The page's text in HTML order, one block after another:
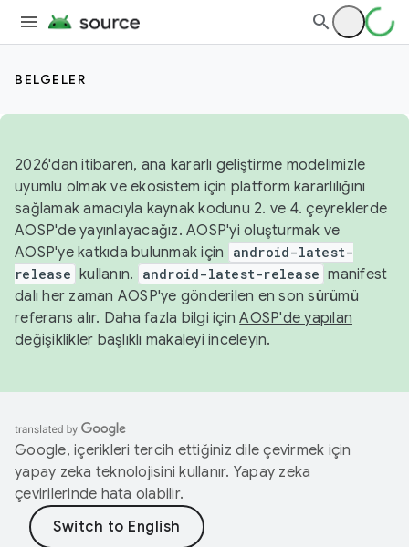
BELGELER
2026'dan itibaren, ana kararlı geliştirme modelimizle
uyumlu olmak ve ekosistem için platform kararlılığını
sağlamak amacıyla kaynak kodunu 2. ve 4. çeyreklerde
AOSP'de yayınlayacağız. AOSP'yi oluşturmak ve
AOSP'ye katkıda bulunmak için
android-latest-
release kullanın. android-latest-release manifest
dalı her zaman AOSP'ye gönderilen en son sürümü
referans alır. Daha fazla bilgi içinAOSP'de yapılan
değişiklikler başlıklı makaleyi inceleyin.
Google, içerikleri tercih ettiğiniz dile çevirmek için
yapay zeka teknolojisini kullanır. Yapay zeka
çevirilerinde hata olabilir.